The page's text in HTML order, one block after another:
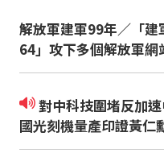
解放軍建軍99年／「
64」攻下多個解放軍網
對中科技圍堵反加速中國科技自主？！中
國光刻機量產印證黃仁